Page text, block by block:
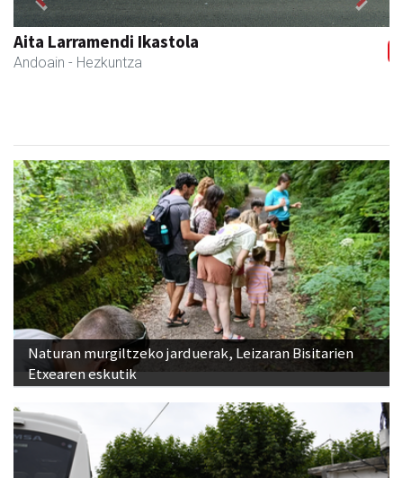
Aita Larramendi Ikastola
Andoain - Hezkuntza
Previous Next
Naturan murgiltzeko jarduerak, Leizaran Bisitarien
Etxearen eskutik